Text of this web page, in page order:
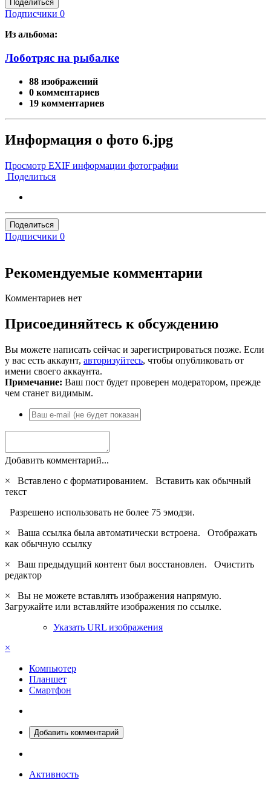
Поделиться
Подписчики 0
Из альбома:
Лоботряс на рыбалке
88 изображений
0 комментариев
19 комментариев
Информация о фото 6.jpg
Просмотр EXIF информации фотографии
Поделиться
Поделиться
Подписчики 0
Рекомендуемые комментарии
Комментариев нет
Присоединяйтесь к обсуждению
Вы можете написать сейчас и зарегистрироваться позже. Если
у вас есть аккаунт, авторизуйтесь, чтобы опубликовать от
имени своего аккаунта.
Примечание: Ваш пост будет проверен модератором, прежде
чем станет видимым.
Добавить комментарий...
×
Вставлено с форматированием. Вставить как обычный
текст
Разрешено использовать не более 75 эмодзи.
×
Ваша ссылка была автоматически встроена. Отображать
как обычную ссылку
×
Ваш предыдущий контент был восстановлен. Очистить
редактор
×
Вы не можете вставлять изображения напрямую.
Загружайте или вставляйте изображения по ссылке.
Указать URL изображения
×
Компьютер
Планшет
Смартфон
Добавить комментарий
Активность